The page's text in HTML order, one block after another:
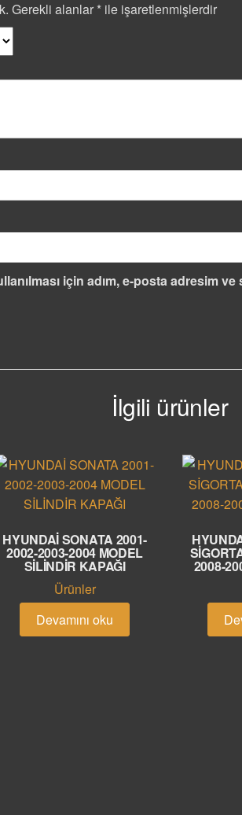
Gerekli alanlar * ile işaretlenmişlerdir
için adım, e-posta adresim
İlgili ürünler
HYUNDAİ SONATA 2001-
2002-2003-2004 MODEL
SİLİNDİR KAPAĞI
Ürünler
Devamını oku
2008-